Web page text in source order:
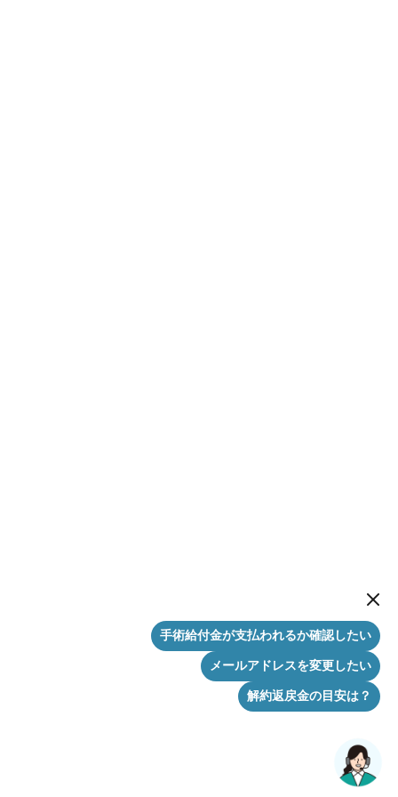
New
手術給付金が支払われるか確認したい
メールアドレスを変更したい
解約返戻金の目安は？